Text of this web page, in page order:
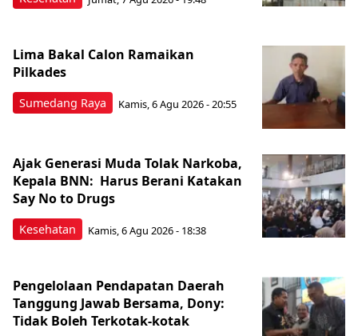
Sumedang Raya
Lima Bakal Calon Ramaikan
Pilkades
Kamis, 6 Agu 2026 - 20:55
Kesehatan
Ajak Generasi Muda Tolak Narkoba,
Kepala BNN: Harus Berani Katakan
Say No to Drugs
Kamis, 6 Agu 2026 - 18:38
Pengelolaan Pendapatan Daerah
Tanggung Jawab Bersama, Dony:
Tidak Boleh Terkotak-kotak